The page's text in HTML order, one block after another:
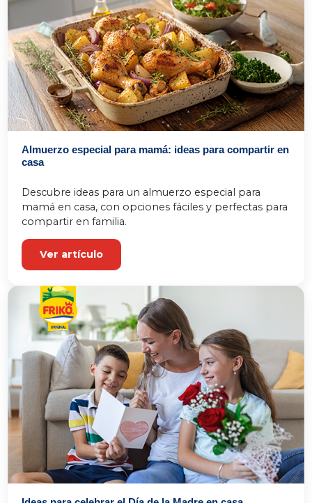
Almuerzo especial para mamá: ideas para compartir en
casa
Descubre ideas para un almuerzo especial para
mamá en casa, con opciones fáciles y perfectas para
compartir en familia.
Ver artículo